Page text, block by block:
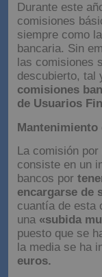
Durante este
comisiones
siempre como
bancaria. Sin
las comisiones
descubierto, tal
comisiones
de Usuarios
Mantenimiento
La comisión
consiste en un
bancos por
encargarse de
cuantía de esta
una «subida
puesto que se
la media se ha
euros.